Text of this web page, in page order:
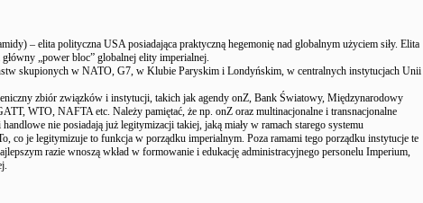
– elita polityczna USA posiadająca praktyczną hegemonię nad globalnym użyciem siły. Elita
„power bloc” globalnej elity imperialnej.
skupionych w NATO, G7, w Klubie Paryskim i Londyńskim, w centralnych instytucjach Unii
zbiór związków i instytucji, takich jak agendy o­nZ, Bank Światowy, Międzynarodowy
WTO, NAFTA etc. Należy pamiętać, że np. o­nZ oraz multinacjonalne i transnacjonalne
nie posiadają już legitymizacji takiej, jaką miały w ramach starego systemu
co je legitymizuje to funkcja w porządku imperialnym. Poza ramami tego porządku instytucje te
razie wnoszą wkład w formowanie i edukację administracyjnego personelu Imperium,